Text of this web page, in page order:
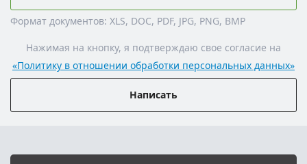
Формат документов: XLS, DOC, PDF, JPG, PNG, BMP
Нажимая на кнопку, я подтверждаю свое согласие на
«Политику в отношении обработки персональных данных»
Написать